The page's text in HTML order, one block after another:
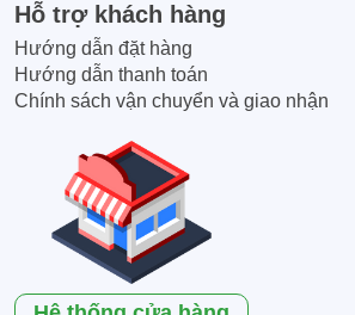
Hỗ trợ khách hàng
Hướng dẫn đặt hàng
Hướng dẫn thanh toán
Chính sách vận chuyển và giao nhận